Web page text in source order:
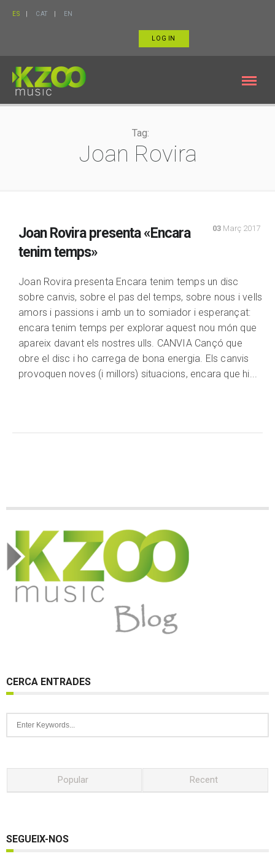
ES CAT EN
LOG IN
Tag:
Joan Rovira
03 Març 2017
Joan Rovira presenta «Encara
tenim temps»
Joan Rovira presenta Encara tenim temps un disc
sobre canvis, sobre el pas del temps, sobre nous i vells
amors i passions i amb un to somiador i esperançat:
encara tenim temps per explorar aquest nou món que
apareix davant els nostres ulls. CANVIA Cançó que
obre el disc i ho carrega de bona energia. Els canvis
provoquen noves (i millors) situacions, encara que hi...
CERCA ENTRADES
Popular Recent
SEGUEIX-NOS